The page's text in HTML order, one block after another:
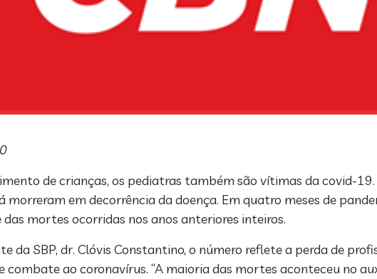
de crianças, os pediatras também são vítimas da covid-19.
morreram em decorrência da doença. Em quatro meses de
mortes ocorridas nos anos anteriores inteiros.
da SBP, dr. Clóvis Constantino, o número reflete a perda de
combate ao coronavírus. “A maioria das mortes aconteceu no